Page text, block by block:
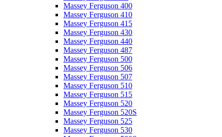
Massey Ferguson 400
Massey Ferguson 410
Massey Ferguson 415
Massey Ferguson 430
Massey Ferguson 440
Massey Ferguson 487
Massey Ferguson 500
Massey Ferguson 506
Massey Ferguson 507
Massey Ferguson 510
Massey Ferguson 515
Massey Ferguson 520
Massey Ferguson 520S
Massey Ferguson 525
Massey Ferguson 530